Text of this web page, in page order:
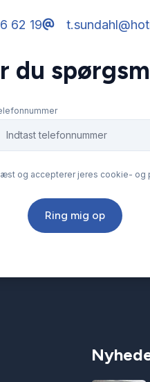
62 19
du
og accepterer jeres cookie- og
Ring mig op